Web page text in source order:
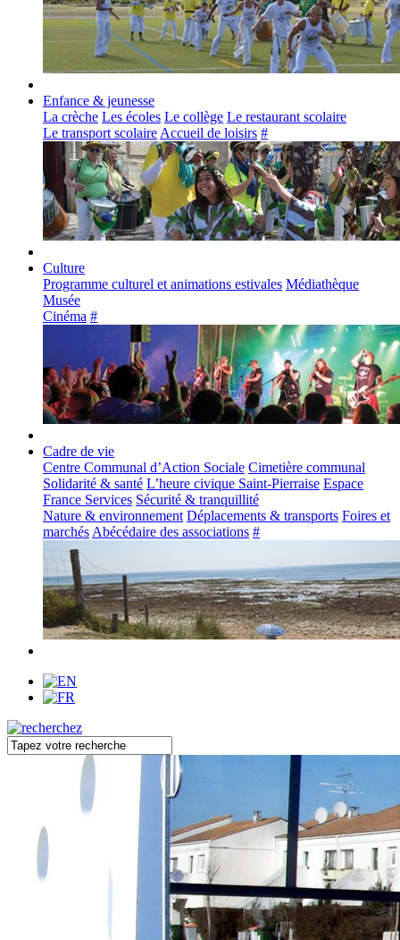
Enfance & jeunesse
La crèche Les écoles Le collège Le restaurant scolaire
Le transport scolaire Accueil de loisirs #
Culture
Programme culturel et animations estivales Médiathèque
Musée
Cinéma #
Cadre de vie
Centre Communal d’Action Sociale Cimetière communal
Solidarité & santé L’heure civique Saint-Pierraise Espace
France Services Sécurité & tranquillité
Nature & environnement Déplacements & transports Foires et
marchés Abécédaire des associations #